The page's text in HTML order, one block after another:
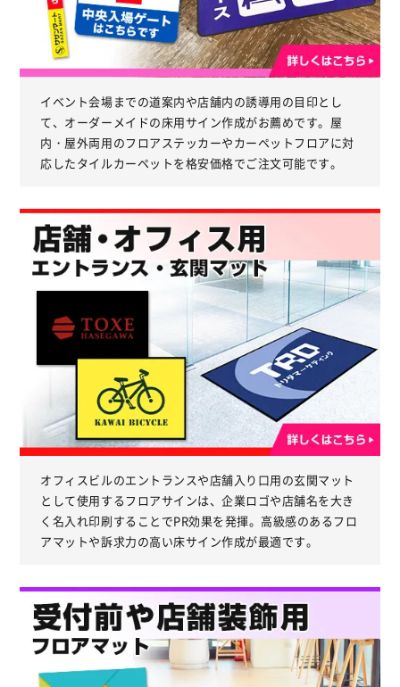
イベント会場までの道案内や店舗内の誘導用の目印とし
て、オーダーメイドの床用サイン作成がお薦めです。屋
内・屋外両用のフロアステッカーやカーペットフロアに対
応したタイルカーペットを格安価格でご注文可能です。
オフィスビルのエントランスや店舗入り口用の玄関マット
として使用するフロアサインは、企業ロゴや店舗名を大き
く名入れ印刷することでPR効果を発揮。高級感のあるフロ
アマットや訴求力の高い床サイン作成が最適です。